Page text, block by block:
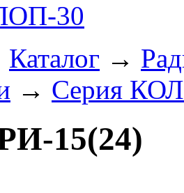
30
Каталог →
→ Серия
15(24)